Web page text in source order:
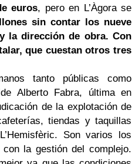
euros, pero en L’Àgora se
sin contar los nueve
la dirección de obra. Con
que cuestan otros tres
tanto públicas como
Alberto Fabra, última en
de la explotación de
tiendas y taquillas
Son varios los
la gestión del complejo.